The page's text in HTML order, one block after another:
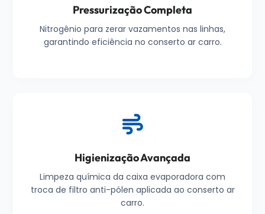
Pressurização Completa
Nitrogênio para zerar vazamentos nas linhas,
garantindo eficiência no conserto ar carro.
Higienização Avançada
Limpeza química da caixa evaporadora com
troca de filtro anti-pólen aplicada ao conserto ar
carro.